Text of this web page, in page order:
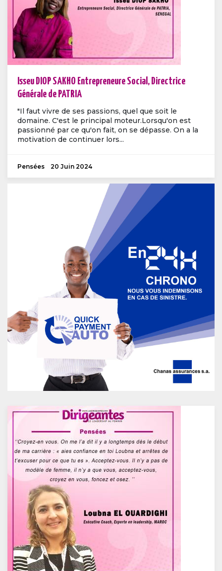
Isseu DIOP SAKHO Entrepreneure Social, Directrice
Générale de PATRIA
"Il faut vivre de ses passions, quel que soit le
domaine. C'est le principal moteur.Lorsqu'on est
passionné par ce qu'on fait, on se dépasse. On a la
motivation de continuer lors...
Pensées 20 Juin 2024